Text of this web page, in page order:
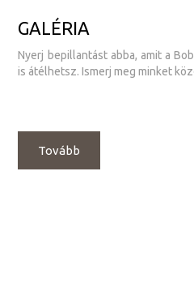
GALÉRIA
Nyerj bepillantást abba, amit a
is átélhetsz. Ismerj meg minket
Tovább